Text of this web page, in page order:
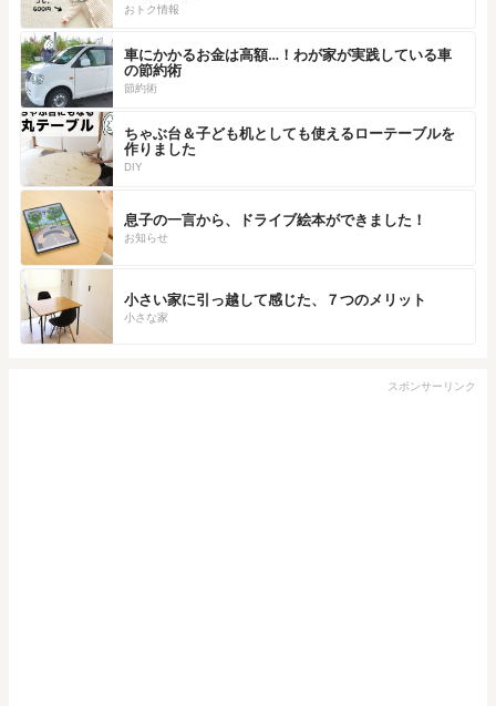
おトク情報
車にかかるお金は高額…！わが家が実践している車
の節約術
節約術
ちゃぶ台＆子ども机としても使えるローテーブルを
作りました
DIY
息子の一言から、ドライブ絵本ができました！
お知らせ
小さい家に引っ越して感じた、７つのメリット
小さな家
スポンサーリンク